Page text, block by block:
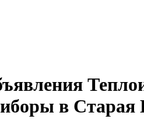
в Старая